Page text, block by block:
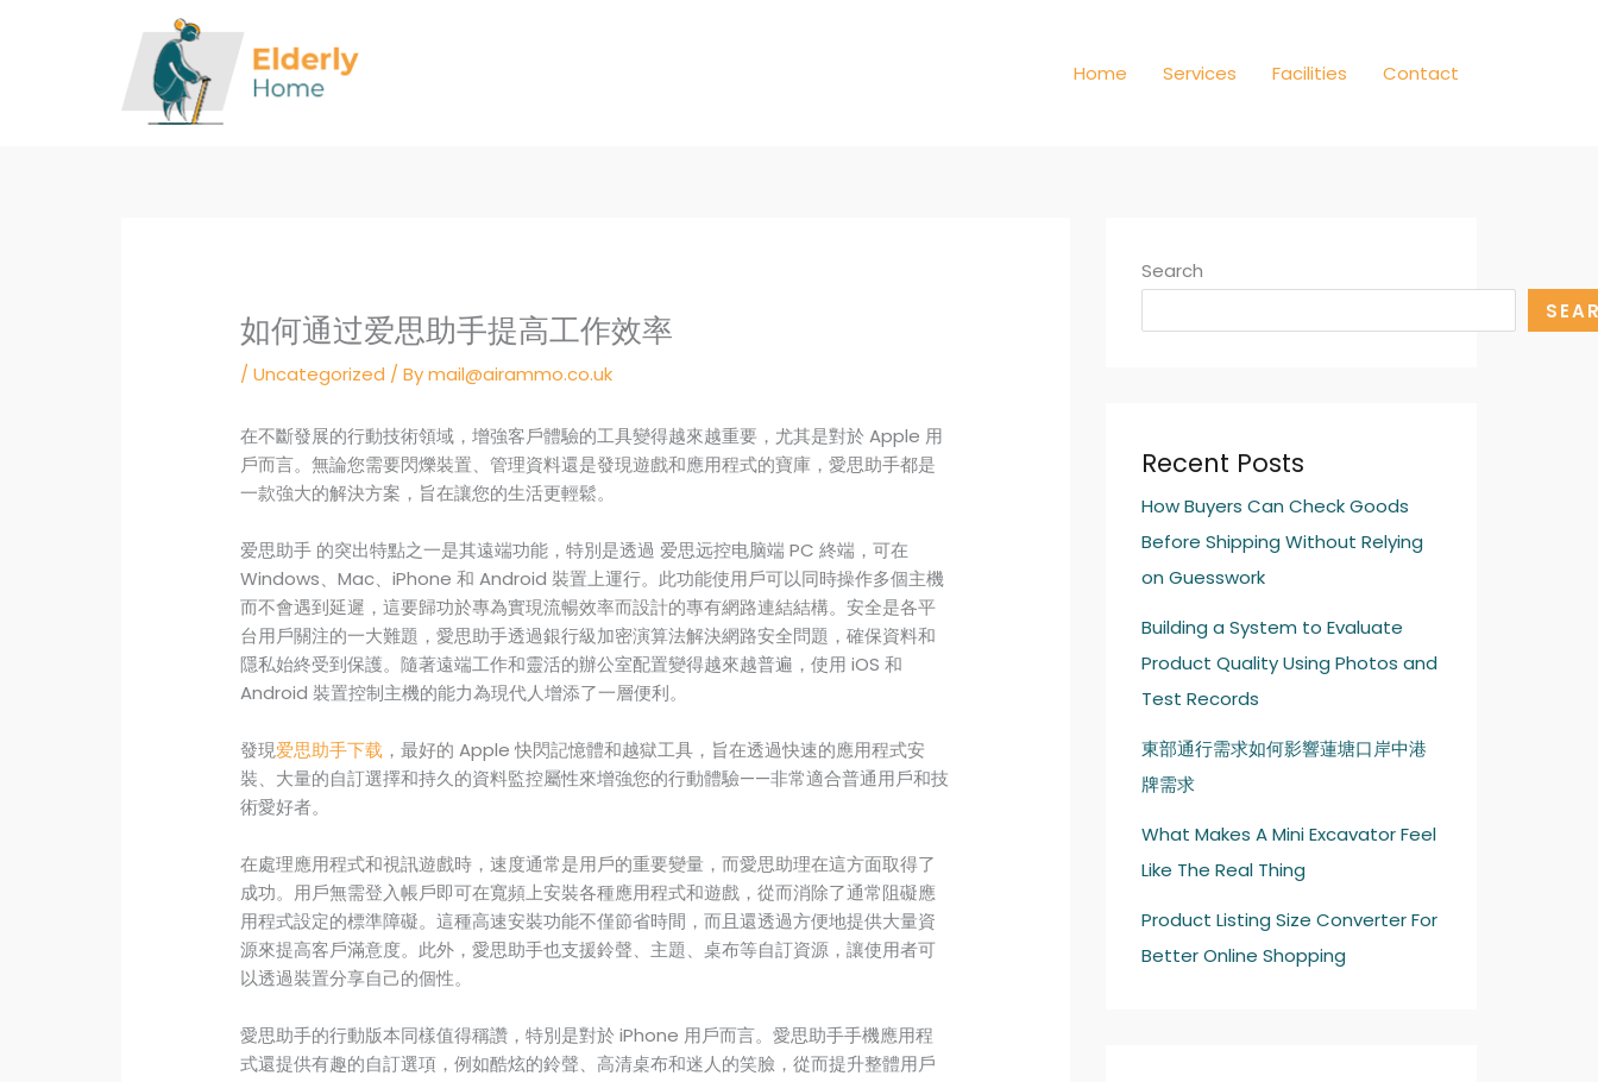
Home Services Facilities Contact
如何通过爱思助手提高工作效率
/Uncategorized / Bymail@airammo.co.uk
在不斷發展的行動技術領域，增強客戶體驗的工具變得越來越重要，尤其是對於 Apple 用
戶而言。無論您需要閃爍裝置、管理資料還是發現遊戲和應用程式的寶庫，愛思助手都是
一款強大的解決方案，旨在讓您的生活更輕鬆。
爱思助手 的突出特點之一是其遠端功能，特別是透過 爱思远控电脑端 PC 終端，可在
Windows、Mac、iPhone 和 Android 裝置上運行。此功能使用戶可以同時操作多個主機
而不會遇到延遲，這要歸功於專為實現流暢效率而設計的專有網路連結結構。安全是各平
台用戶關注的一大難題，愛思助手透過銀行級加密演算法解決網路安全問題，確保資料和
隱私始終受到保護。隨著遠端工作和靈活的辦公室配置變得越來越普遍，使用 iOS 和
Android 裝置控制主機的能力為現代人增添了一層便利。
發現爱思助手下载 ，最好的 Apple 快閃記憶體和越獄工具，旨在透過快速的應用程式安
裝、大量的自訂選擇和持久的資料監控屬性來增強您的行動體驗——非常適合普通用戶和技
術愛好者。
在處理應用程式和視訊遊戲時，速度通常是用戶的重要變量，而愛思助理在這方面取得了
成功。用戶無需登入帳戶即可在寬頻上安裝各種應用程式和遊戲，從而消除了通常阻礙應
用程式設定的標準障礙。這種高速安裝功能不僅節省時間，而且還透過方便地提供大量資
源來提高客戶滿意度。此外，愛思助手也支援鈴聲、主題、桌布等自訂資源，讓使用者可
以透過裝置分享自己的個性。
愛思助手的行動版本同樣值得稱讚，特別是對於 iPhone 用戶而言。愛思助手手機應用程
式還提供有趣的自訂選項，例如酷炫的鈴聲、高清桌布和迷人的笑臉，從而提升整體用戶
Search
Recent Posts
How Buyers Can Check Goods
Before Shipping Without Relying
on Guesswork
Building a System to Evaluate
Product Quality Using Photos and
Test Records
東部通行需求如何影響蓮塘口岸中港
牌需求
What Makes A Mini Excavator Feel
Like The Real Thing
Product Listing Size Converter For
Better Online Shopping